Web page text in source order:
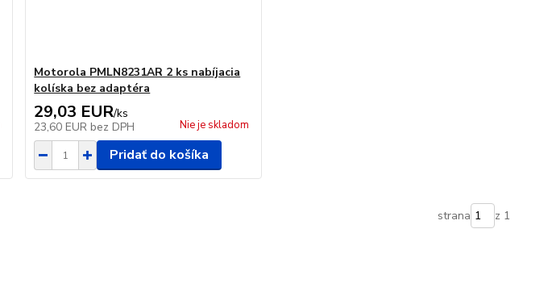
Motorola PMLN8231AR 2 ks nabíjacia
kolíska bez adaptéra
29,03 EUR/ks
23,60 EUR bez DPH Nie je skladom
Pridať do košíka
strana z 1